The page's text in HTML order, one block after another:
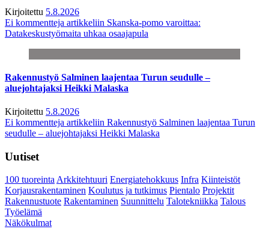
Kirjoitettu 5.8.2026
Ei kommentteja artikkeliin Skanska-pomo varoittaa:
Datakeskustyömaita uhkaa osaajapula
Rakennustyö Salminen laajentaa Turun seudulle –
aluejohtajaksi Heikki Malaska
Kirjoitettu 5.8.2026
Ei kommentteja artikkeliin Rakennustyö Salminen laajentaa Turun
seudulle – aluejohtajaksi Heikki Malaska
Uutiset
100 tuoreintaArkkitehtuuri Energiatehokkuus Infra Kiinteistöt
Korjausrakentaminen Koulutus ja tutkimus Pientalo Projektit
Rakennustuote Rakentaminen Suunnittelu Talotekniikka Talous
Työelämä
Näkökulmat